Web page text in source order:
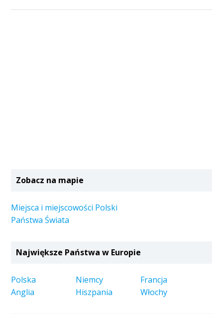
Zobacz na mapie
Miejsca i miejscowości Polski
Państwa Świata
Największe Państwa w Europie
Polska Niemcy
Francja
Anglia
Hiszpania Włochy